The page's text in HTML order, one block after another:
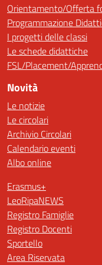
Orientamento/Offerta
Programmazione
I progetti delle classi
Le schede didattiche
FSL/Placement/
Novità
Le notizie
Le circolari
Archivio Circolari
Calendario eventi
Albo online
Erasmus+
LeoRipaNEWS
Registro Famiglie
Registro Docenti
Sportello
Area Riservata